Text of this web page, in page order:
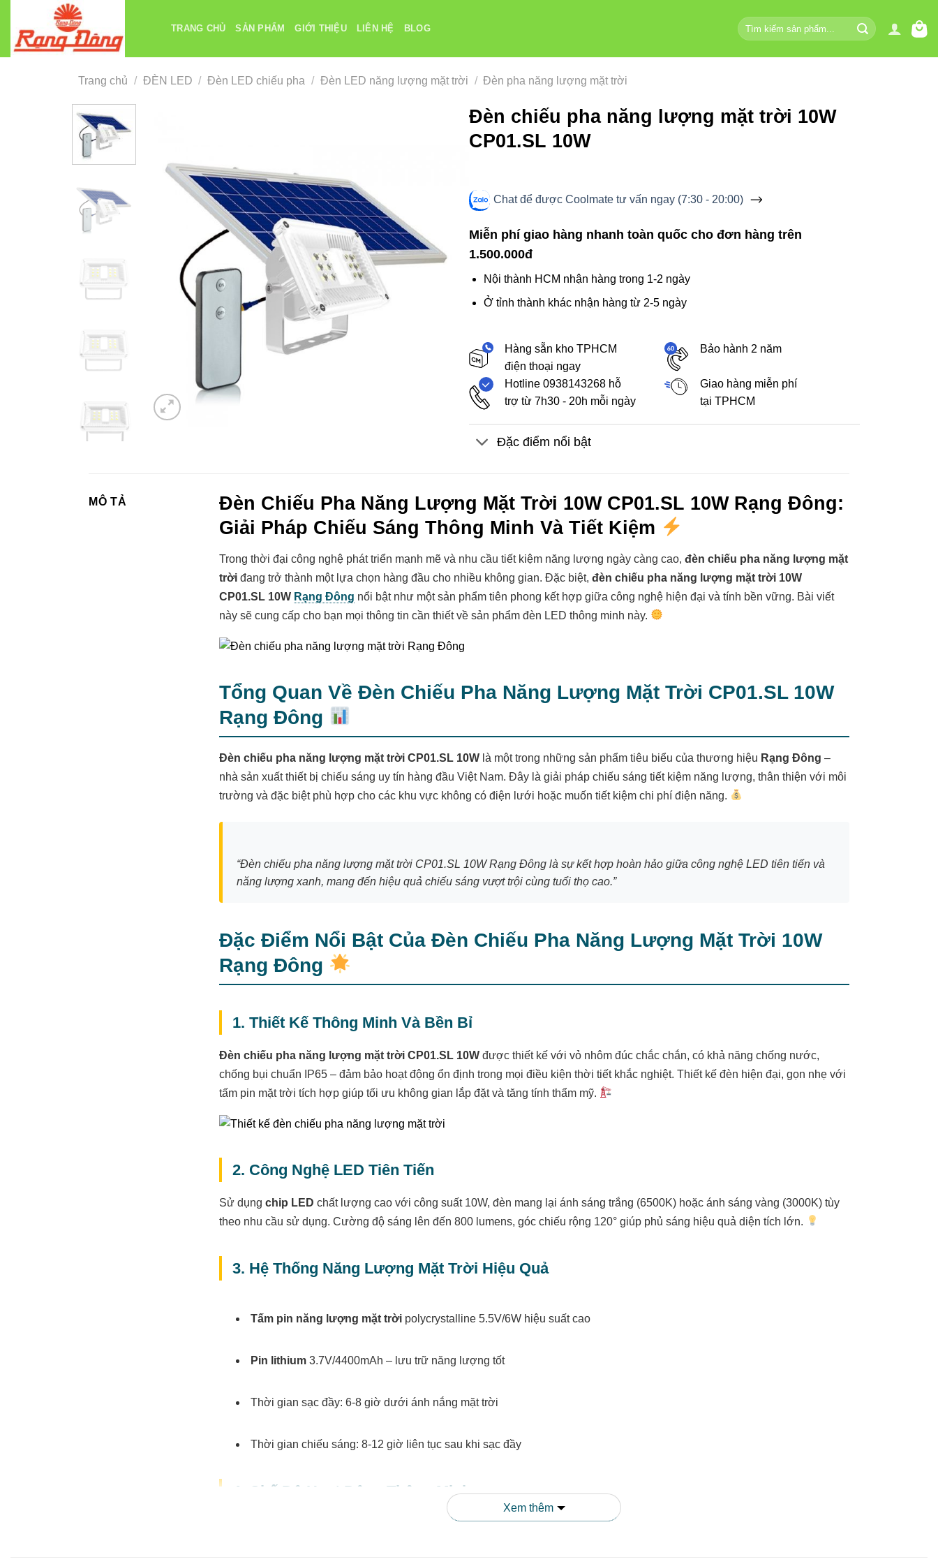
dung
TRANG CHỦ SẢN PHẨM GIỚI THIỆU LIÊN HỆ BLOG
Tìm
kiếm:
Trang chủ / ĐÈN LED / Đèn LED chiếu pha / Đèn LED năng lượng mặt trời / Đèn pha năng lượng mặt trời
Đèn chiếu pha năng lượng mặt trời 10W
CP01.SL 10W
Chat để được Coolmate tư vấn ngay (7:30 - 20:00)
Miễn phí giao hàng nhanh toàn quốc cho đơn hàng trên
1.500.000đ
Nội thành HCM nhận hàng trong 1-2 ngày
Ở tỉnh thành khác nhận hàng từ 2-5 ngày
Hàng sẵn kho TPHCM
điện thoại ngay
Bảo hành 2 năm
Hotline 0938143268 hỗ
trợ từ 7h30 - 20h mỗi ngày
Giao hàng miễn phí
tại TPHCM
Đặc điểm nổi bật
MÔ TẢ
Đèn Chiếu Pha Năng Lượng Mặt Trời 10W CP01.SL 10W Rạng Đông:
Giải Pháp Chiếu Sáng Thông Minh Và Tiết Kiệm
Trong thời đại công nghệ phát triển mạnh mẽ và nhu cầu tiết kiệm năng lượng ngày càng cao, đèn chiếu pha năng lượng mặt
trờiđang trở thành một lựa chọn hàng đầu cho nhiều không gian. Đặc biệt, đèn chiếu pha năng lượng mặt trời 10W
CP01.SL 10W Rạng Đông nổi bật như một sản phẩm tiên phong kết hợp giữa công nghệ hiện đại và tính bền vững. Bài viết
này sẽ cung cấp cho bạn mọi thông tin cần thiết về sản phẩm đèn LED thông minh này.
Tổng Quan Về Đèn Chiếu Pha Năng Lượng Mặt Trời CP01.SL 10W
Rạng Đông
Đèn chiếu pha năng lượng mặt trời CP01.SL 10Wlà một trong những sản phẩm tiêu biểu của thương hiệu Rạng Đông –
nhà sản xuất thiết bị chiếu sáng uy tín hàng đầu Việt Nam. Đây là giải pháp chiếu sáng tiết kiệm năng lượng, thân thiện với môi
trường và đặc biệt phù hợp cho các khu vực không có điện lưới hoặc muốn tiết kiệm chi phí điện năng.
“Đèn chiếu pha năng lượng mặt trời CP01.SL 10W Rạng Đông là sự kết hợp hoàn hảo giữa công nghệ LED tiên tiến và
năng lượng xanh, mang đến hiệu quả chiếu sáng vượt trội cùng tuổi thọ cao.”
Đặc Điểm Nổi Bật Của Đèn Chiếu Pha Năng Lượng Mặt Trời 10W
Rạng Đông
1. Thiết Kế Thông Minh Và Bền Bỉ
Đèn chiếu pha năng lượng mặt trời CP01.SL 10Wđược thiết kế với vỏ nhôm đúc chắc chắn, có khả năng chống nước,
chống bụi chuẩn IP65 – đảm bảo hoạt động ổn định trong mọi điều kiện thời tiết khắc nghiệt. Thiết kế đèn hiện đại, gọn nhẹ với
tấm pin mặt trời tích hợp giúp tối ưu không gian lắp đặt và tăng tính thẩm mỹ.
2. Công Nghệ LED Tiên Tiến
Sử dụng chip LED chất lượng cao với công suất 10W, đèn mang lại ánh sáng trắng (6500K) hoặc ánh sáng vàng (3000K) tùy
theo nhu cầu sử dụng. Cường độ sáng lên đến 800 lumens, góc chiếu rộng 120° giúp phủ sáng hiệu quả diện tích lớn.
3. Hệ Thống Năng Lượng Mặt Trời Hiệu Quả
Tấm pin năng lượng mặt trời polycrystalline 5.5V/6W hiệu suất cao
Pin lithium 3.7V/4400mAh – lưu trữ năng lượng tốt
Thời gian sạc đầy: 6-8 giờ dưới ánh nắng mặt trời
Thời gian chiếu sáng: 8-12 giờ liên tục sau khi sạc đầy
4. Chế Độ Hoạt Động Thông Minh
cảm biến ánh sáng và chuyển độngthông minh với 3 chế độ hoạt động:
Xem thêm